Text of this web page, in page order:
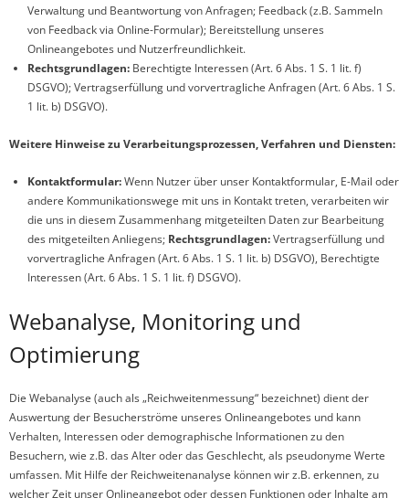
Verwaltung und Beantwortung von Anfragen; Feedback (z.B. Sammeln
von Feedback via Online-Formular); Bereitstellung unseres
Onlineangebotes und Nutzerfreundlichkeit.
Rechtsgrundlagen: Berechtigte Interessen (Art. 6 Abs. 1 S. 1 lit. f)
DSGVO); Vertragserfüllung und vorvertragliche Anfragen (Art. 6 Abs. 1 S.
1 lit. b) DSGVO).
Weitere Hinweise zu Verarbeitungsprozessen, Verfahren und Diensten:
Kontaktformular:Wenn Nutzer über unser Kontaktformular, E-Mail oder
andere Kommunikationswege mit uns in Kontakt treten, verarbeiten wir
die uns in diesem Zusammenhang mitgeteilten Daten zur Bearbeitung
des mitgeteilten Anliegens; Rechtsgrundlagen:Vertragserfüllung und
vorvertragliche Anfragen (Art. 6 Abs. 1 S. 1 lit. b) DSGVO), Berechtigte
Interessen (Art. 6 Abs. 1 S. 1 lit. f) DSGVO).
Webanalyse, Monitoring und
Optimierung
Die Webanalyse (auch als „Reichweitenmessung“ bezeichnet) dient der
Auswertung der Besucherströme unseres Onlineangebotes und kann
Verhalten, Interessen oder demographische Informationen zu den
Besuchern, wie z.B. das Alter oder das Geschlecht, als pseudonyme Werte
umfassen. Mit Hilfe der Reichweitenanalyse können wir z.B. erkennen, zu
welcher Zeit unser Onlineangebot oder dessen Funktionen oder Inhalte am